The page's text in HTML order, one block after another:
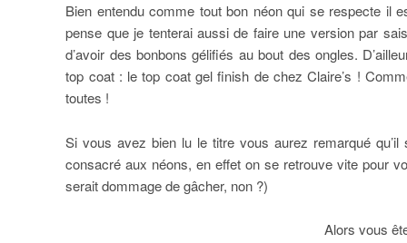
Bien entendu comme tout bon néon qui se respecte il
pense que je tenterai aussi de faire une version par
d’avoir des bonbons gélifiés au bout des ongles.
top coat : le top coat gel finish de chez Claire’s !
toutes !
Si vous avez bien lu le titre vous aurez remarqué qu’il
consacré aux néons, en effet on se retrouve vite pour
serait dommage de gâcher, non ?)
Alors vous